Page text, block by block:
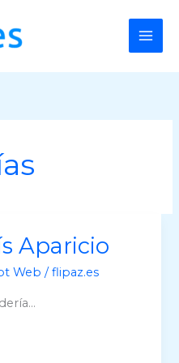
Aparicio
Web /flipaz.es